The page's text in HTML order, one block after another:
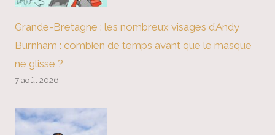
Grande-Bretagne : les nombreux visages d’Andy
Burnham : combien de temps avant que le masque
ne glisse ?
7 août 2026